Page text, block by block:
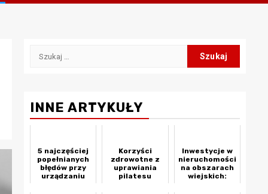
Szukaj:
INNE ARTYKUŁY
5 najczęściej
popełnianych
błędów przy
urządzaniu
Korzyści
zdrowotne z
uprawiania
pilatesu
Inwestycje w
nieruchomości
na obszarach
wiejskich: